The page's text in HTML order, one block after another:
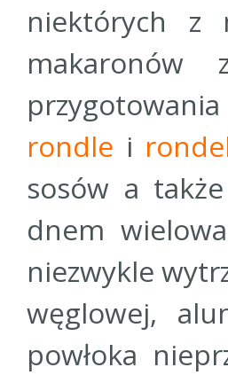
niektórych z
makaronów
rondle i
sosów a
dnem
niezwykle
węglowej,
powłoka